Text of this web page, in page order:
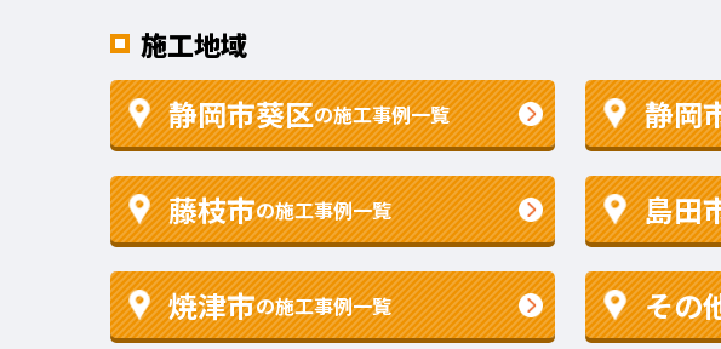
施工地域
静岡市葵区の施工事例一覧 静岡
藤枝市の施工事例一覧 島田
焼津市の施工事例一覧 その